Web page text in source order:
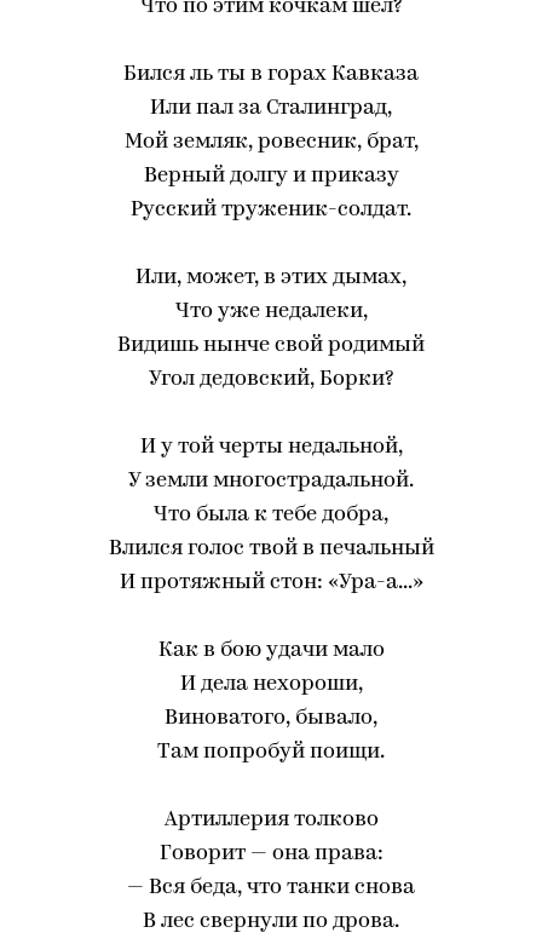
Что по этим кочкам шел?
Бился ль ты в горах Кавказа
Или пал за Сталинград,
Мой земляк, ровесник, брат,
Верный долгу и приказу
Русский труженик-солдат.
Или, может, в этих дымах,
Что уже недалеки,
Видишь нынче свой родимый
Угол дедовский, Борки?
И у той черты недальной,
У земли многострадальной.
Что была к тебе добра,
Влился голос твой в печальный
И протяжный стон: «Ура-а...»
Как в бою удачи мало
И дела нехороши,
Виноватого, бывало,
Там попробуй поищи.
Артиллерия толково
Говорит — она права:
— Вся беда, что танки снова
В лес свернули по дрова.